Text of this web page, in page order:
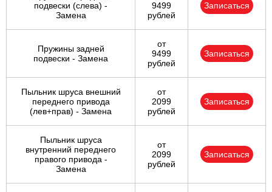
подвески (слева) -
Замена
9499
рублей
Записаться
Пружины задней
подвески - Замена
от
9499
рублей
Записаться
Пыльник шруса внешний
переднего привода
(лев+прав) - Замена
от
2099
рублей
Записаться
Пыльник шруса
внутренний переднего
правого привода -
Замена
от
2099
рублей
Записаться